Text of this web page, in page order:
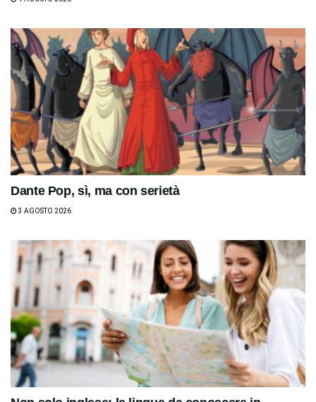
Dante Pop, sì, ma con serietà
3 AGOSTO 2026